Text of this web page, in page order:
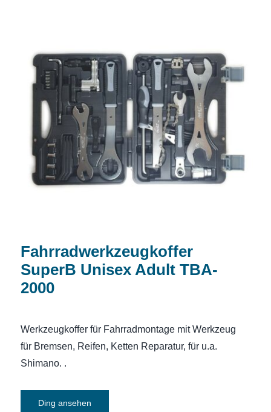
Fahrradwerkzeugkoffer SuperB Unisex
Adult TBA-2000
Fahrradwerkzeugkoffer
SuperB Unisex Adult TBA-
2000
Werkzeugkoffer für Fahrradmontage mit Werkzeug
für Bremsen, Reifen, Ketten Reparatur, für u.a.
Shimano. .
Ding ansehen